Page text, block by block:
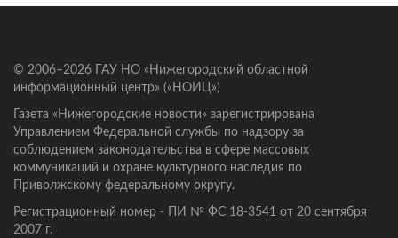
© 2006–2026 ГАУ НО «Нижегородский областной
информационный центр» («НОИЦ»)
Газета «Нижегородские новости» зарегистрирована
Управлением Федеральной службы по надзору за
соблюдением законодательства в сфере массовых
коммуникаций и охране культурного наследия по
Приволжскому федеральному округу.
Регистрационный номер - ПИ № ФС 18-3541 от 20 сентября
2007 г.